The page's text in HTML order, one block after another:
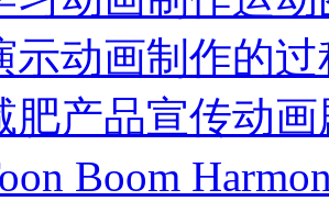
示动画制作的过
肥产品宣传动
Boom